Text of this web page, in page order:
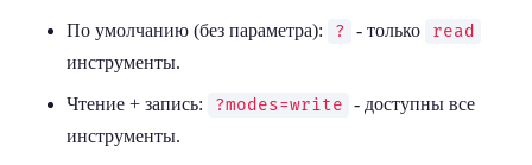
По умолчанию (без параметра): ? - только
read
инструменты.
Чтение + запись: ?modes=write - доступны все
инструменты.